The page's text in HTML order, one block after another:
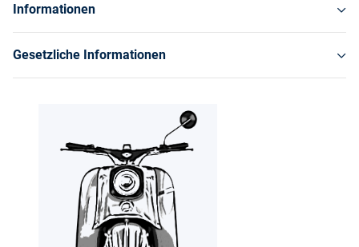
Informationen
Gesetzliche Informationen